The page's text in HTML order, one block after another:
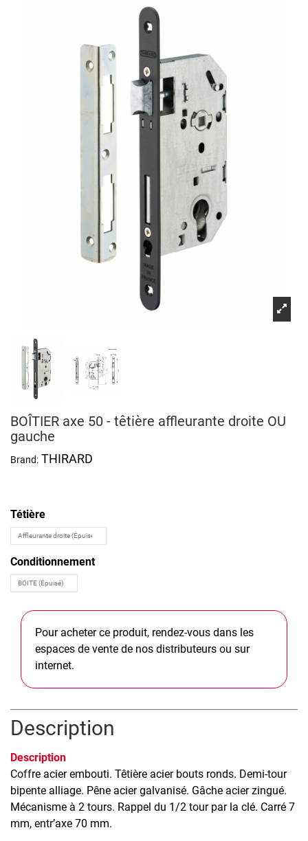
BOÎTIER axe 50 - têtière affleurante droite OU
gauche
Brand: THIRARD
Tétière
Conditionnement
Pour acheter ce produit, rendez-vous dans les
espaces de vente de nos distributeurs ou sur
internet.
Description
Description
Coffre acier embouti. Têtière acier bouts ronds. Demi-tour
bipente alliage. Pêne acier galvanisé. Gâche acier zingué.
Mécanisme à 2 tours. Rappel du 1/2 tour par la clé. Carré 7
mm, entr’axe 70 mm.